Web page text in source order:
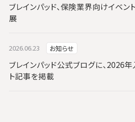
ブレインパッド、保険業界向けイベン
展
2026.06.23 お知らせ
ブレインパッド公式ブログに、2026
ト記事を掲載